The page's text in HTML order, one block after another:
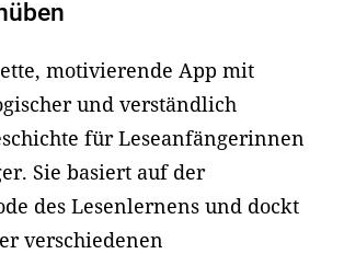
motivierende App mit
und verständlich
für Leseanfängerinnen
Sie basiert auf der
des Lesenlernens und dockt
verschiedenen